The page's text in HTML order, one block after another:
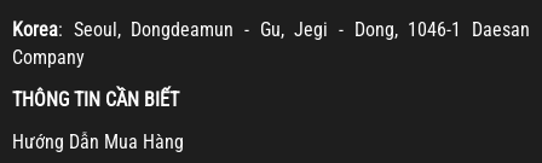
Korea: Seoul, Dongdeamun - Gu, Jegi - Dong, 1046-1 Daesan
Company
THÔNG TIN CẦN BIẾT
Hướng Dẫn Mua Hàng